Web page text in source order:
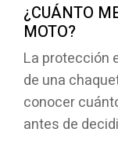
¿CUÁNTO
MOTO?
La protección
de una
conocer
antes de